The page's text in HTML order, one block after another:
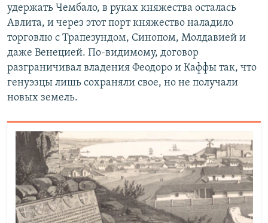
удержать Чембало, в руках княжества осталась
Авлита, и через этот порт княжество наладило
торговлю с Трапезундом, Синопом, Молдавией и
даже Венецией. По-видимому, договор
разграничивал владения Феодоро и Каффы так, что
генуэзцы лишь сохраняли свое, но не получали
новых земель.